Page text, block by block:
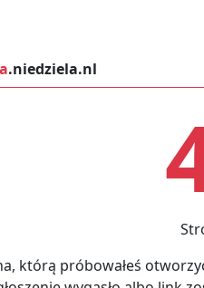
.niedziela.nl
którą próbowałeś